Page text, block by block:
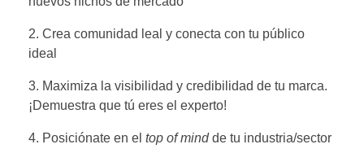
2. Crea comunidad leal y conecta con tu público
ideal
3. Maximiza la visibilidad y credibilidad de tu marca.
¡Demuestra que tú eres el experto!
4. Posiciónate en el top of mindde tu industria/sector